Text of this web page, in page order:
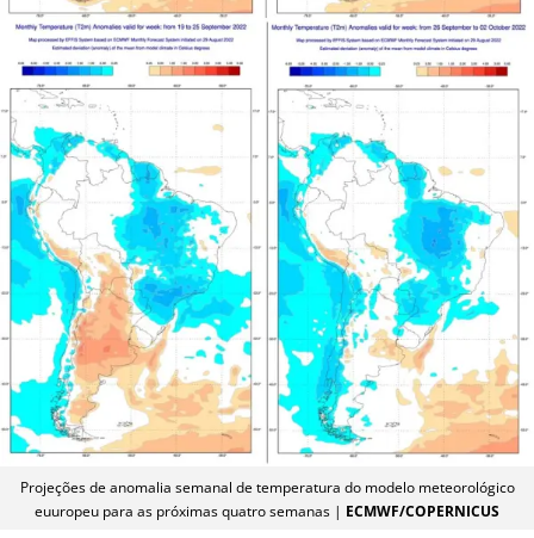
Projeções de anomalia semanal de temperatura do modelo meteorológico
euuropeu para as próximas quatro semanas | ECMWF/COPERNICUS